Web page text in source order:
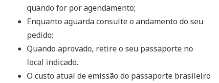
quando for por agendamento;
Enquanto aguarda consulte o andamento do seu
pedido;
Quando aprovado, retire o seu passaporte no
local indicado.
O custo atual de emissão do passaporte brasileiro